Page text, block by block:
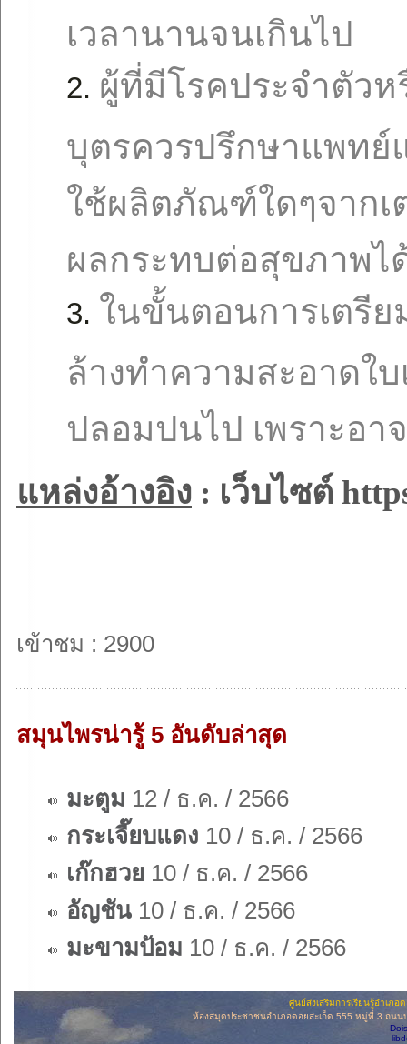
เวลานานจนเกินไป
ผู้ที่มีโรคประจำตัว
บุตรควรปรึกษาแพทย์
ใช้ผลิตภัณฑ์ใดๆจากเ
ผลกระทบต่อสุขภาพไ
ในขั้นตอนการเตรีย
ล้างทำความสะอาดใ
ปลอมปนไป เพราะอา
แหล่งอ้างอิง : เว็บไซต์
เข้าชม : 2900
สมุนไพรน่ารู้ 5 อันดับล่าสุด
มะตูม 12 / ธ.ค. / 2566
กระเจี๊ยบแดง 10 / ธ.ค. / 2566
เก๊กฮวย 10 / ธ.ค. / 2566
อัญชัน 10 / ธ.ค. / 2566
มะขามป้อม 10 / ธ.ค. / 2566
ศูนย์ส่งเสริมการเรียนรู้อำเภ
ห้องสมุดประชาชนอำเภอดอยสะเก็ด 555 หมู่ที่ 3 ถนน